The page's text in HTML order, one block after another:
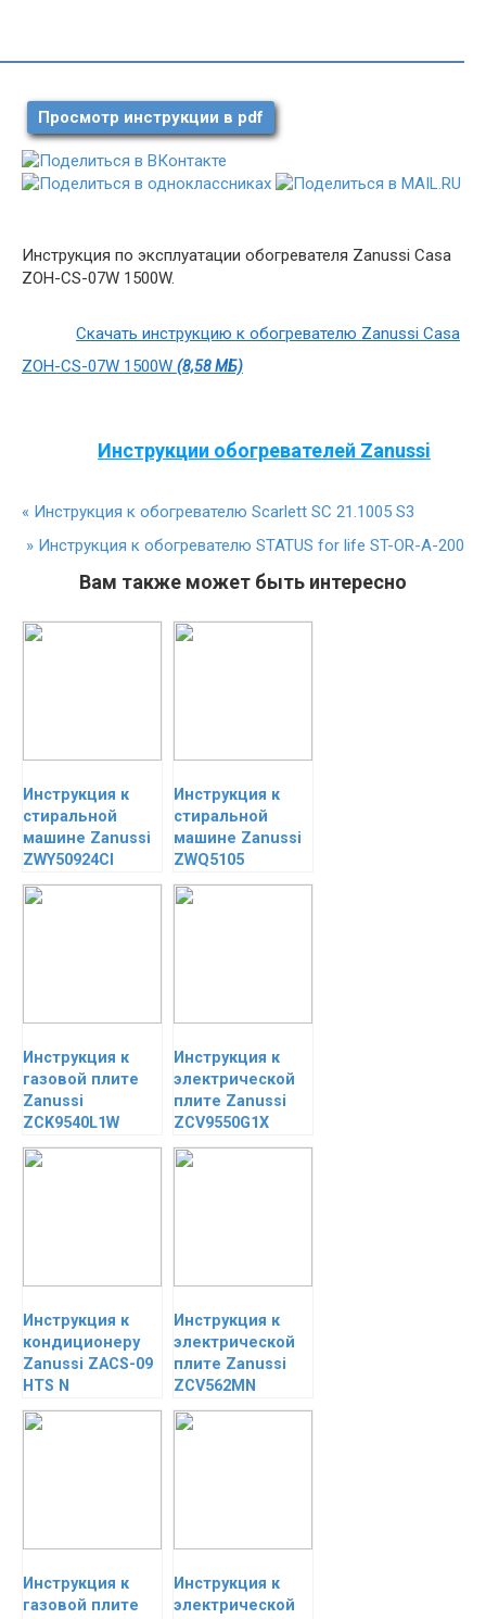
Просмотр инструкции в pdf
Инструкция по эксплуатации обогревателя Zanussi Casa
ZOH-CS-07W 1500W.
Скачать инструкцию к обогревателю Zanussi Casa
ZOH-CS-07W 1500W (8,58 МБ)
Инструкции обогревателей Zanussi
« Инструкция к обогревателю Scarlett SC 21.1005 S3
» Инструкция к обогревателю STATUS for life ST-OR-A-200
Вам также может быть интересно
Инструкция к
стиральной
машине Zanussi
ZWY50924CI
Инструкция к
стиральной
машине Zanussi
ZWQ5105
Инструкция к
газовой плите
Zanussi
ZCK9540L1W
Инструкция к
электрической
плите Zanussi
ZCV9550G1X
Инструкция к
кондиционеру
Zanussi ZACS-09
HTS N
Инструкция к
электрической
плите Zanussi
ZCV562MN
Инструкция к
газовой плите
Инструкция к
электрической